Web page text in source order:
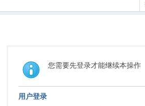
您需要先登录才能继续本操作
用户登录